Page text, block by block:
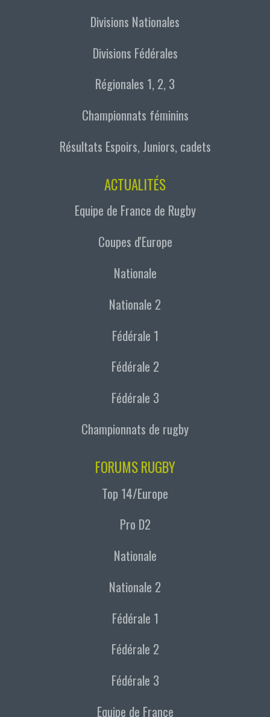
Divisions Nationales
Divisions Fédérales
Régionales 1, 2, 3
Championnats féminins
Résultats Espoirs, Juniors, cadets
ACTUALITÉS
Equipe de France de Rugby
Coupes d'Europe
Nationale
Nationale 2
Fédérale 1
Fédérale 2
Fédérale 3
Championnats de rugby
FORUMS RUGBY
Top 14/Europe
Pro D2
Nationale
Nationale 2
Fédérale 1
Fédérale 2
Fédérale 3
Equipe de France